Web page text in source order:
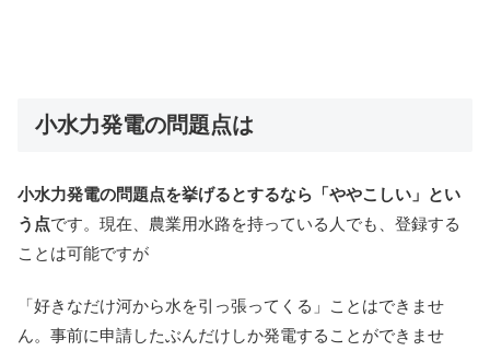
小水力発電の問題点は
小水力発電の問題点を挙げるとするなら「ややこしい」とい
う点です。現在、農業用水路を持っている人でも、登録する
ことは可能ですが
「好きなだけ河から水を引っ張ってくる」ことはできませ
ん。事前に申請したぶんだけしか発電することができませ